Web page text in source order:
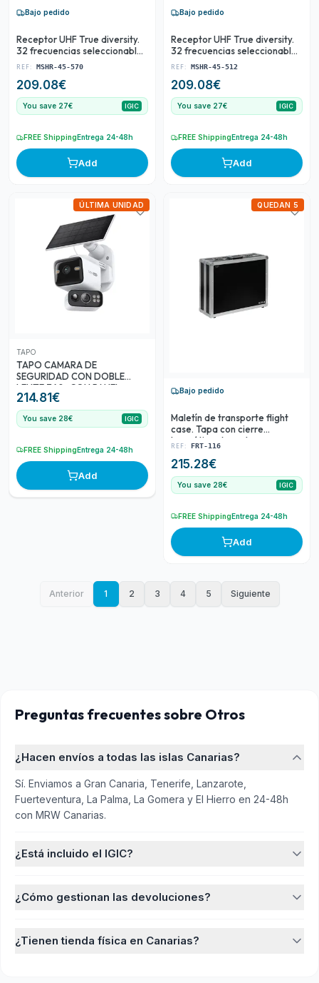
Bajo pedido
Receptor UHF True diversity.
32 frecuencias seleccionables
570-582 MHz.
REF: MSHR-45-570
209.08€
You save 27€ IGIC
FREE Shipping Entrega 24-48h
Add
Bajo pedido
Receptor UHF True diversity.
32 frecuencias seleccionables
512-525 MHz.
REF: MSHR-45-512
209.08€
You save 27€ IGIC
FREE Shipping Entrega 24-48h
Add
TAPO
TAPO CAMARA DE
SEGURIDAD CON DOBLE
LENTE 360º CON PANEL
SOLAR
214.81€
ÚLTIMA UNIDAD
You save 28€ IGIC
FREE ShippingEntrega 24-48h
Add
Bajo pedido
Maletín de transporte flight
case. Tapa con cierre
hermético. Asas de
transporte. Fondo útil 41'5 cm.
REF: FRT-116
215.28€
QUEDAN 5
You save 28€ IGIC
FREE ShippingEntrega 24-48h
Add
Anterior 1 2 3 4 5 Siguiente
Preguntas frecuentessobre Otros
¿Hacen envíos a todas las islas Canarias?
Sí. Enviamos a Gran Canaria, Tenerife, Lanzarote,
Fuerteventura, La Palma, La Gomera y El Hierro en 24-48h
con MRW Canarias.
¿Está incluido el IGIC?
¿Cómo gestionan las devoluciones?
¿Tienen tienda física en Canarias?